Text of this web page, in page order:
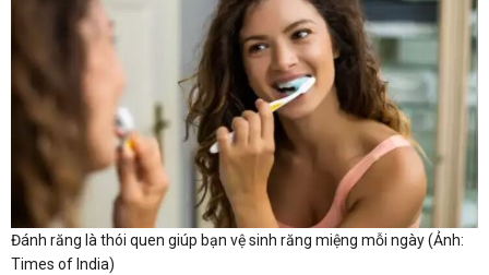
Đánh răng là thói quen giúp bạn vệ sinh răng miệng mỗi ngày (Ảnh:
Times of India)